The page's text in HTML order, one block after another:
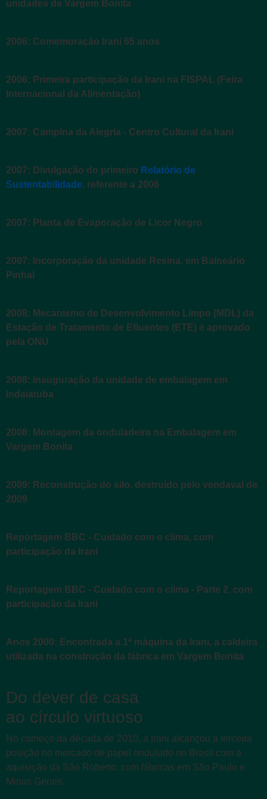
unidades de Vargem Bonita
2006: Comemoração Irani 65 anos
2006: Primeira participação da Irani na FISPAL (Feira
Internacional da Alimentação)
2007: Campina da Alegria - Centro Cultural da Irani
2007: Divulgação do primeiro Relatório de
Sustentabilidade, referente a 2006
2007: Planta de Evaporação de Licor Negro
2007: Incorporação da unidade Resina, em Balneário
Pinhal
2008: Mecanismo de Desenvolvimento Limpo (MDL) da
Estação de Tratamento de Efluentes (ETE) é aprovado
pela ONU
2008: inauguração da unidade de embalagem em
Indaiatuba
2008: Montagem da onduladeira na Embalagem em
Vargem Bonita
2009: Reconstrução do silo, destruído pelo vendaval de
2009
Reportagem BBC - Cuidado com o clima, com
participação da Irani
Reportagem BBC - Cuidado com o clima - Parte 2, com
participação da Irani
Anos 2000: Encontrada a 1ª máquina da Irani, a caldeira
utilizada na construção da fábrica em Vargem Bonita
Do dever de casa
ao círculo virtuoso
No começo da década de 2010, a Irani alcançou a terceira
posição no mercado de papel ondulado no Brasil com a
aquisição da São Roberto, com fábricas em São Paulo e
Minas Gerais.